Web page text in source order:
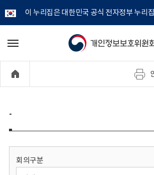
이 누리집은 대한민국 공식 전자정부 누리
개
정
보
메
기
-
회의구분